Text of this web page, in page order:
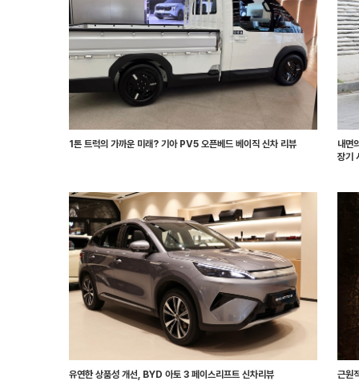
1톤 트럭의 가까운 미래? 기아 PV5 오픈베드 베이직 신차 리뷰
내면
장기
유연한 상품성 개선, BYD 아토 3 페이스리프트 신차리뷰 근원